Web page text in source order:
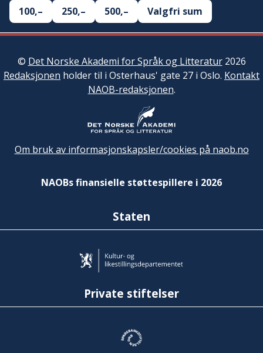
100,–
250,– 500,– Valgfri sum
© Det Norske Akademi for Språk og Litteratur2026
Redaksjonen holder til i Osterhaus' gate 27 i Oslo. Kontakt
NAOB-redaksjonen.
Om bruk av informasjonskapsler/cookies på naob.no
NAOBs finansielle støttespillere i 2026
Staten
Private stiftelser